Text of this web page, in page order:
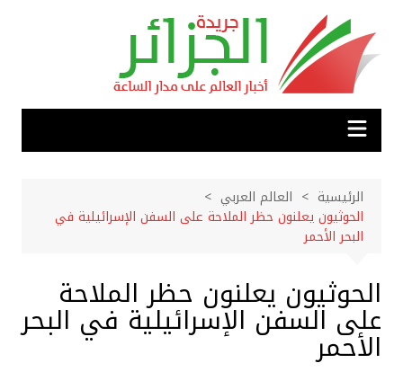
المحتوى
الرئيسية
العالم العربي
الحوثيون يعلنون حظر الملاحة على السفن الإسرائيلية في
البحر الأحمر
الحوثيون يعلنون حظر الملاحة
على السفن الإسرائيلية في البحر
الأحمر